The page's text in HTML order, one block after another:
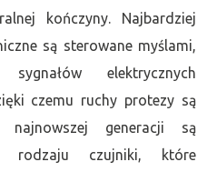
kończyny. Najbardziej
są sterowane myślami,
elektrycznych
czemu ruchy protezy są
generacji są
rodzaju czujniki, które